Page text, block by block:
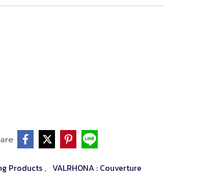
Products , VALRHONA : Couverture